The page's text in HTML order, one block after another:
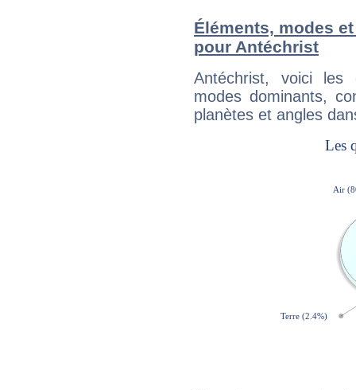
Éléments, modes
pour Antéchrist
Antéchrist, voici les
modes dominants,
planètes et angles